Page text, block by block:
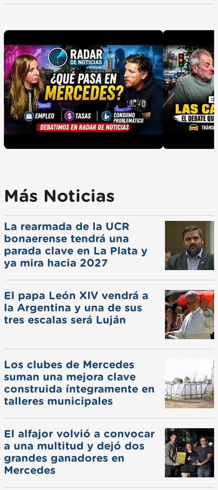
Más Noticias
La rearmada de la UCR
bonaerense tendrá una
parada clave en La Plata y
ya mira hacia 2027
El papa León XIV vendrá a
la Argentina y una de sus
tres escalas será Luján
Los clubes de Mercedes
suman una mejora clave
construida íntegramente en
talleres municipales
El alfajor volvió a convocar
a una multitud y dejó dos
grandes ganadores en
Mercedes